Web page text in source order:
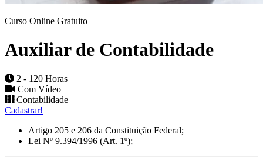
Curso Online Gratuito
Auxiliar de Contabilidade
2 - 120 Horas
Com Vídeo
Contabilidade
Cadastrar!
Artigo 205 e 206 da Constituição Federal;
Lei Nº 9.394/1996 (Art. 1º);